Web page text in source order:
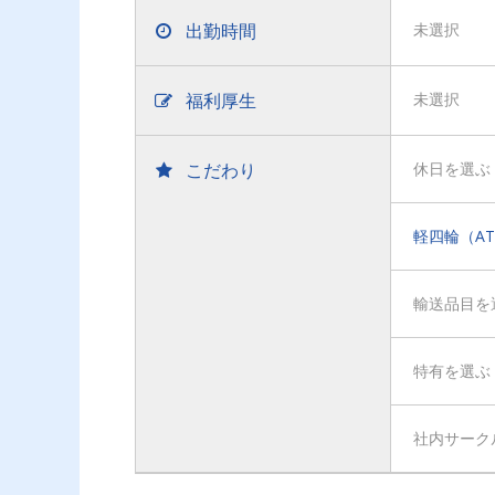
出勤時間 未選択
福利厚生 未選択
こだわり 休日を選ぶ
軽四輪（AT
輸送品目を
特有を選ぶ
社内サーク